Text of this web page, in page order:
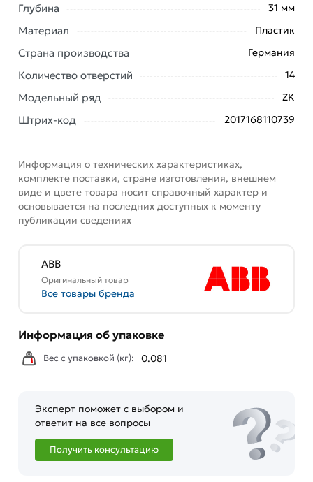
Наши профессиональные менеджеры обработают
заказ и свяжутся с Вами для согласования условий
доставки или самовывоза. Перед оформлением
онлайн заказа рекомендуем ознакомиться с
Данний товар от производителя
сертифицирован,
обязательно).
Глубина 31 мм
Материал Пластик
Страна производства Германия
Количество отверстий 14
Модельный ряд ZK
Штрих-код 2017168110739
Информация о технических характеристиках,
комплекте поставки, стране изготовления, внешнем
виде и цвете товара носит справочный характер и
основывается на последних доступных к моменту
публикации сведениях
ABB
Оригинальный товар
Все товары бренда
Информация об упаковке
Вес с упаковкой (кг): 0.081
Эксперт поможет с выбором и
ответит на все вопросы
Получить консультацию